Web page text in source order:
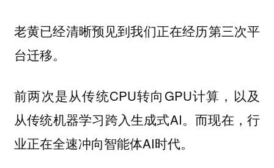
老黄已经清晰预见到我们正在经历第三次平
台迁移。
前两次是从传统CPU转向GPU计算，以及
从传统机器学习跨入生成式AI。而现在，行
业正在全速冲向智能体AI时代。